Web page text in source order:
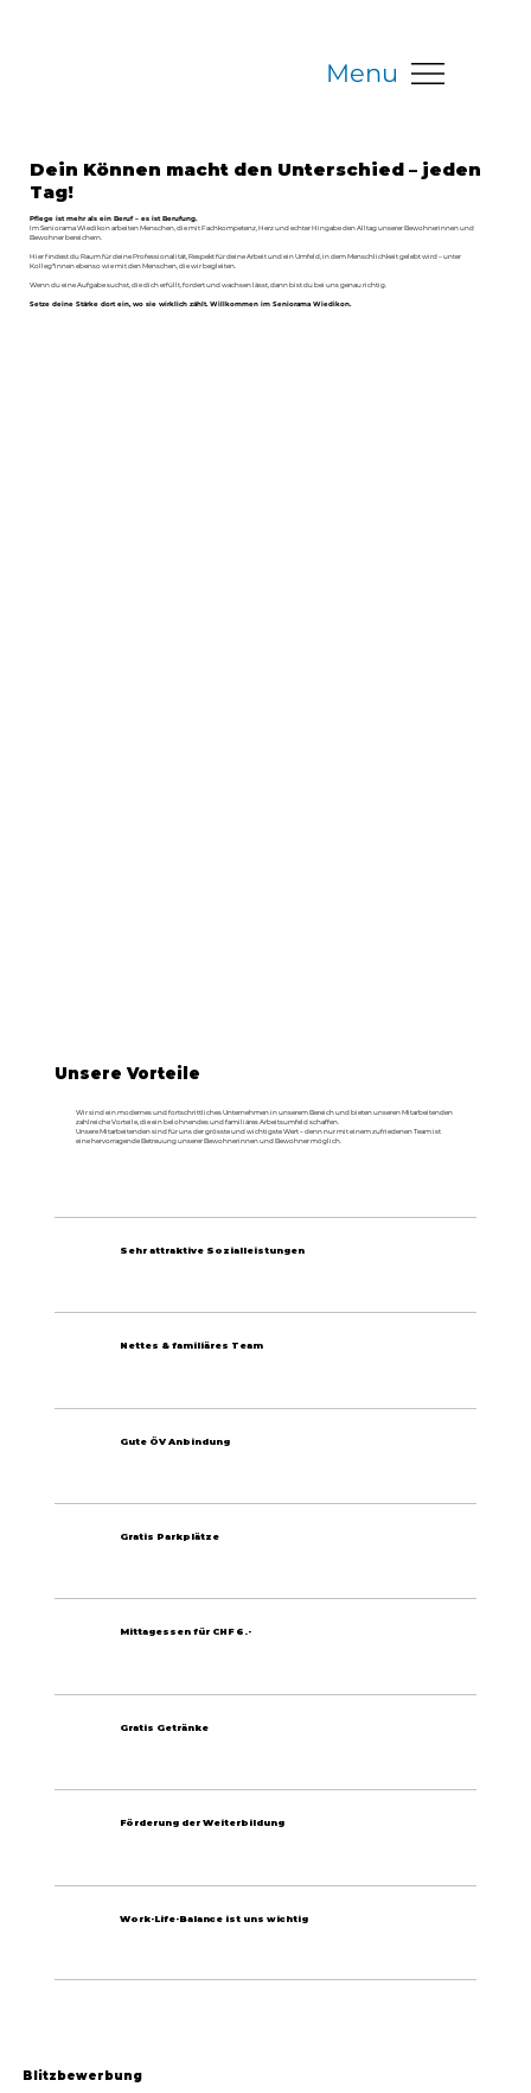
Menu
Unsere Vorteile
Wir sind ein modernes und fortschrittliches Unternehmen in unserem Bereich und bieten unseren Mitarbeitenden
zahlreiche Vorteile, die ein belohnendes und familiäres Arbeitsumfeld schaffen.
Unsere Mitarbeitenden sind für uns der grösste und wichtigste Wert – denn nur mit einem zufriedenen Team ist
eine hervorragende Betreuung unserer Bewohnerinnen und Bewohner möglich.
Sehr attraktive Sozialleistungen
Nettes & familiäres Team
Gute ÖV Anbindung
Gratis Parkplätze
Mittagessen für CHF 6.-
Gratis Getränke
Förderung der Weiterbildung
Work-Life-Balance ist uns wichtig
Blitzbewerbung
Dein Können macht den Unterschied – jeden
Tag!
Pflege ist mehr als ein Beruf – es ist Berufung.
Im Seniorama Wiedikon arbeiten Menschen, die mit Fachkompetenz, Herz und echter Hingabe den Alltag unserer Bewohnerinnen und
Bewohner bereichern.
Hier findest du Raum für deine Professionalität, Respekt für deine Arbeit und ein Umfeld, in dem Menschlichkeit gelebt wird – unter
Kolleg*innen ebenso wie mit den Menschen, die wir begleiten.
Wenn du eine Aufgabe suchst, die dich erfüllt, fordert und wachsen lässt, dann bist du bei uns genau richtig.
Setze deine Stärke dort ein, wo sie wirklich zählt. Willkommen im Seniorama Wiedikon.